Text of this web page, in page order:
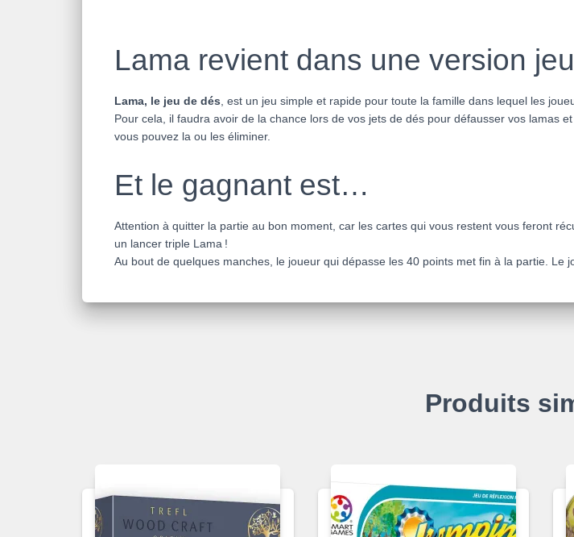
Lama revient dans une version
Lama, le jeu de dés , est un jeu simple et rapide pour toute la famille dans lequel les
Pour cela, il faudra avoir de la chance lors de vos jets de dés pour défausser vos lamas
vous pouvez la ou les éliminer.
Et le gagnant est…
Attention à quitter la partie au bon moment, car les cartes qui vous restent vous feront
un lancer triple Lama !
Au bout de quelques manches, le joueur qui dépasse les 40 points met fin à la partie. Le
Produits